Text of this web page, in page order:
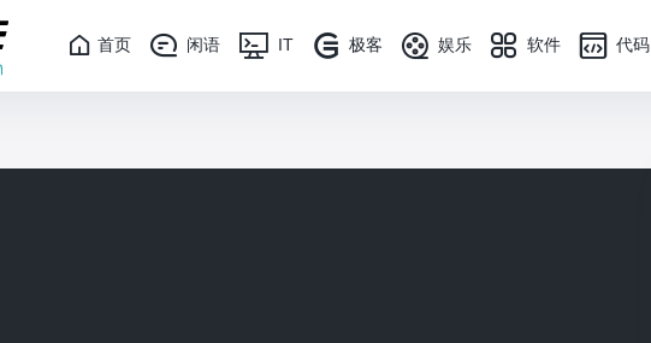
首页 闲语 IT 极客 娱乐 软件 代码